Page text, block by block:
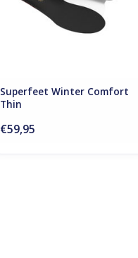
Superfeet Winter Comfort
Thin
€59,95